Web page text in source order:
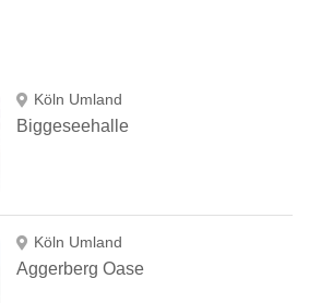
Köln Umland
Biggeseehalle
Köln Umland
Aggerberg Oase